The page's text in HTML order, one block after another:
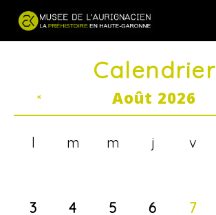
Calendrier
Août 2026
«
l m m j v
3 4 5 6 7